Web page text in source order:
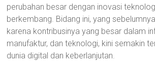
perubahan besar dengan inovasi
berkembang. Bidang ini, yang
karena kontribusinya yang besar dalam
manufaktur, dan teknologi, kini semakin
dunia digital dan keberlanjutan.